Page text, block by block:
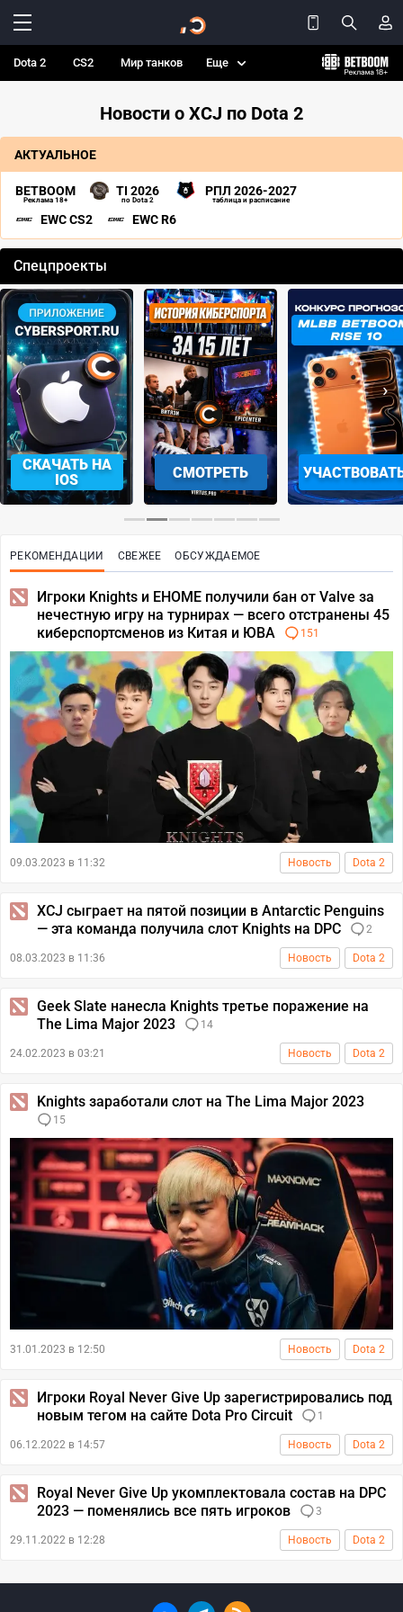
Dota 2 CS2 Мир танков Еще
Новости о XCJ по Dota 2
АКТУАЛЬНОЕ
BETBOOM
Реклама 18+
TI 2026
по Dota 2
РПЛ 2026-2027
таблица и расписание
EWC CS2 EWC R6
Спецпроекты
СКАЧАТЬ НА
IOS
СМОТРЕТЬ
‹ ›
РЕКОМЕНДАЦИИ СВЕЖЕЕ ОБСУЖДАЕМОЕ
Игроки Knights и EHOME получили бан от Valve за
нечестную игру на турнирах — всего отстранены 45
киберспортсменов из Китая и ЮВА
151
09.03.2023 в 11:32 Новость Dota 2
XCJ сыграет на пятой позиции в Antarctic Penguins
— эта команда получила слот Knights на DPC
2
08.03.2023 в 11:36 Новость Dota 2
Geek Slate нанесла Knights третье поражение на
The Lima Major 2023
14
24.02.2023 в 03:21 Новость Dota 2
Knights заработали слот на The Lima Major 2023
15
31.01.2023 в 12:50 Новость Dota 2
Игроки Royal Never Give Up зарегистрировались под
новым тегом на сайте Dota Pro Circuit
1
06.12.2022 в 14:57 Новость Dota 2
Royal Never Give Up укомплектовала состав на DPC
2023 — поменялись все пять игроков
3
29.11.2022 в 12:28 Новость Dota 2